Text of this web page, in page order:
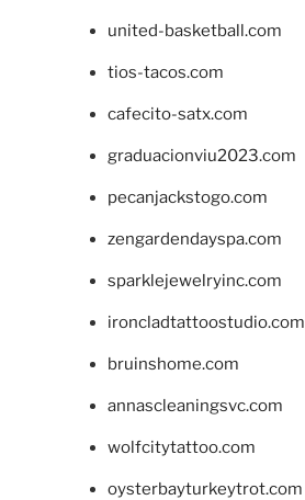
united-basketball.com
tios-tacos.com
cafecito-satx.com
graduacionviu2023.com
pecanjackstogo.com
zengardendayspa.com
sparklejewelryinc.com
ironcladtattoostudio.com
bruinshome.com
annascleaningsvc.com
wolfcitytattoo.com
oysterbayturkeytrot.com